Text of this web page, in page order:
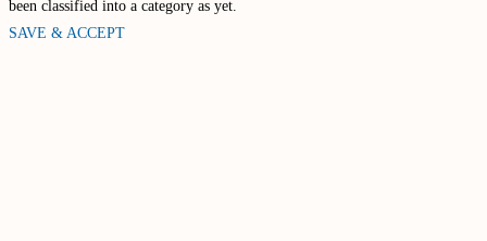
been classified into a category as yet.
SAVE & ACCEPT